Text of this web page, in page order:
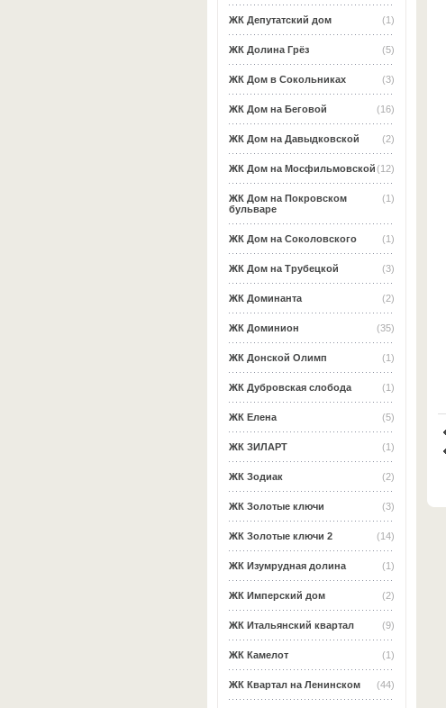
(1)
ЖК Депутатский дом
(5)
ЖК Долина Грёз
(3)
ЖК Дом в Сокольниках
(16)
ЖК Дом на Беговой
(2)
ЖК Дом на Давыдковской
(12)
ЖК Дом на Мосфильмовской
(1)
ЖК Дом на Покровском
бульваре
(1)
ЖК Дом на Соколовского
(3)
ЖК Дом на Трубецкой
(2)
ЖК Доминанта
(35)
ЖК Доминион
(1)
ЖК Донской Олимп
(1)
ЖК Дубровская слобода
(5)
ЖК Елена
(1)
ЖК ЗИЛАРТ
(2)
ЖК Зодиак
(3)
ЖК Золотые ключи
(14)
ЖК Золотые ключи 2
(1)
ЖК Изумрудная долина
(2)
ЖК Имперский дом
(9)
ЖК Итальянский квартал
(1)
ЖК Камелот
(44)
ЖК Квартал на Ленинском